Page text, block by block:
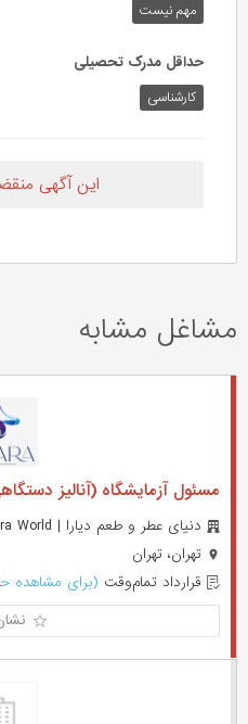
مهم‌ نیست
حداقل مدرک تحصیلی
کارشناسی
این آگهی
مشاغل مشابه
مسئول آزمایشگاه (آنالیز
دنیای عطر و طعم دیارا | Diara World
تهران، تهران
قرارداد تمام‌وقت (برای مشاهده